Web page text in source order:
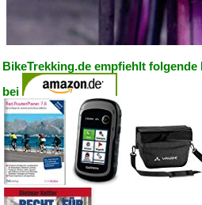
BikeTrekking.de empfiehlt
bei